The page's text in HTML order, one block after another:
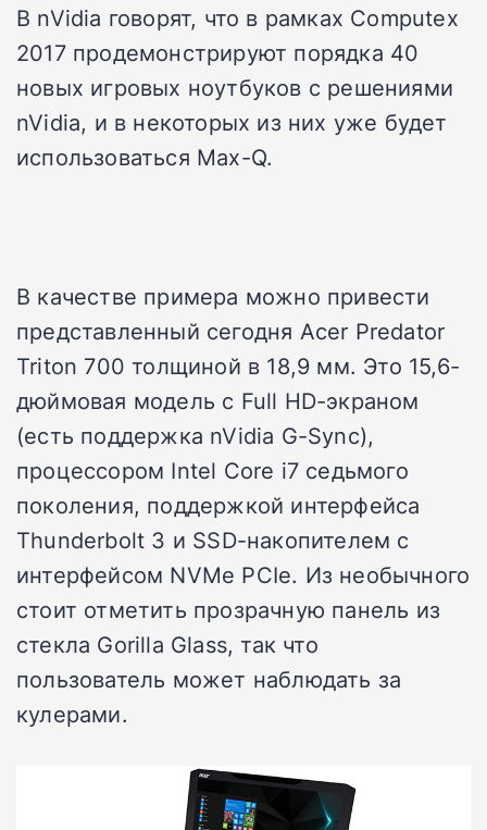
В nVidia говорят, что в рамках Computex
2017 продемонстрируют порядка 40
новых игровых ноутбуков с решениями
nVidia, и в некоторых из них уже будет
использоваться Max-Q.
В качестве примера можно привести
представленный сегодня Acer Predator
Triton 700 толщиной в 18,9 мм. Это 15,6-
дюймовая модель с Full HD-экраном
(есть поддержка nVidia G-Sync),
процессором Intel Core i7 седьмого
поколения, поддержкой интерфейса
Thunderbolt 3 и SSD-накопителем с
интерфейсом NVMe PCIe. Из необычного
стоит отметить прозрачную панель из
стекла Gorilla Glass, так что
пользователь может наблюдать за
кулерами.